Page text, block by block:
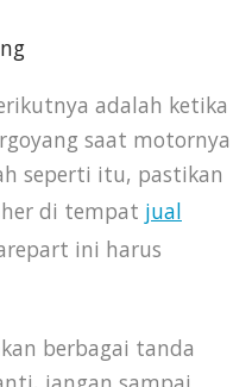
adalah ketika
saat motornya
seperti itu, pastikan
di tempat jual
ini harus
berbagai tanda